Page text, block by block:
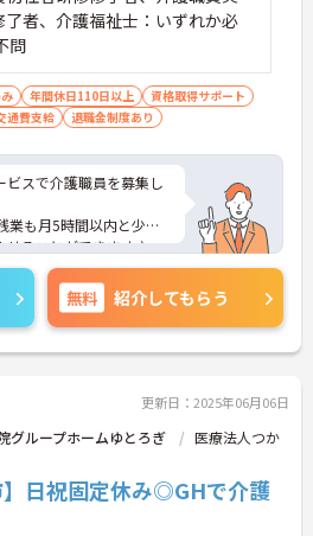
了者、介護福祉士：いずれか必
問
年間休日110日以上
資格取得サポート
通費支給 退職金制度あり
スで介護職員を募集し
業も月5時間以内と少な
せることができます♪
も安心です！
イントをお伝えします
無料 紹介してもらう
更新日：2025年06月06日
グループホームゆとろぎ
医療法人つか
】日祝固定休み◎GHで介護